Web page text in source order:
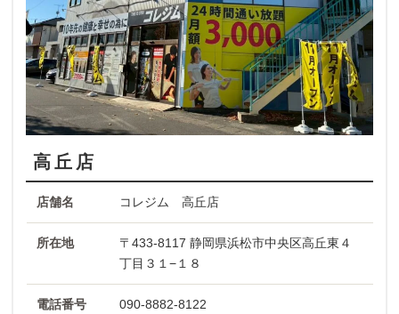
高丘店
店舗名 コレジム 高丘店
所在地
〒433-8117 静岡県浜松市中央区高丘東４
丁目３１−１８
電話番号 090-8882-8122